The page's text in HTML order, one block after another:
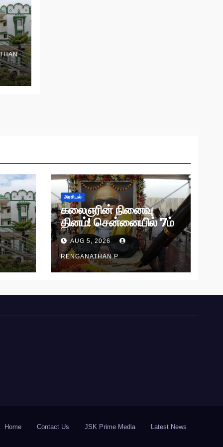
அரசியல்
கலைஞரின் நினைவு
தினம்! சென்னையில் 7ம்
தேதி அமைதிப் பேரணி!
AUG 5, 2026
RENGANATHAN P
Home Contact Us JSK Prime Media Latest News